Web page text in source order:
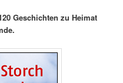
Geschichten zu Heimat